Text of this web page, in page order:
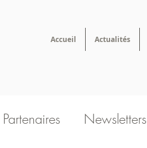
Accueil Actualités
Partenaires Newsletters